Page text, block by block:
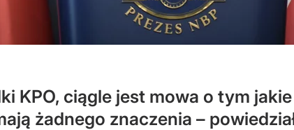
KPO, ciągle jest mowa o tym
żadnego znaczenia –